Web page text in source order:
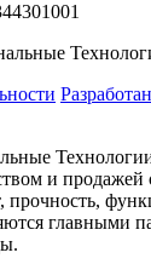
и
прочность,
главными